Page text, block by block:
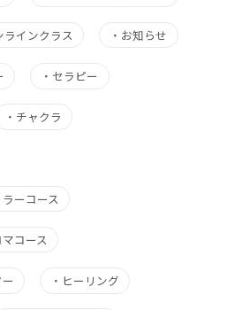
ラインクラス ・ お知らせ
・ セラピー
・ チャクラ
ーコース
コース
・ ヒーリング